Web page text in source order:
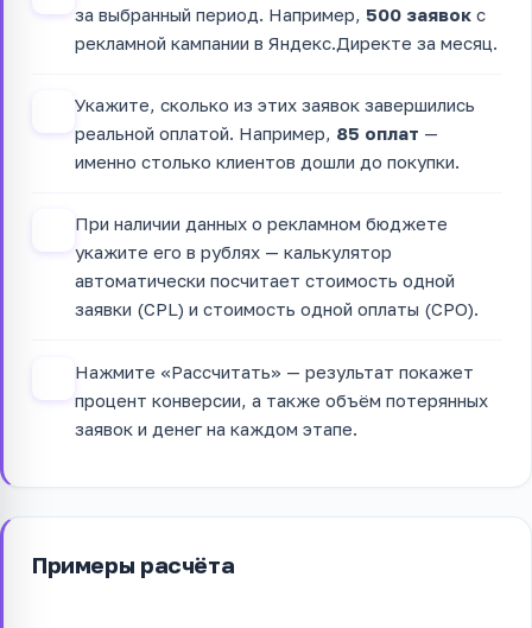
за выбранный период. Например, 500 заявок с
рекламной кампании в Яндекс.Директе за месяц.
Укажите, сколько из этих заявок завершились
реальной оплатой. Например, 85 оплат —
именно столько клиентов дошли до покупки.
При наличии данных о рекламном бюджете
укажите его в рублях — калькулятор
автоматически посчитает стоимость одной
заявки (CPL) и стоимость одной оплаты (CPO).
Нажмите «Рассчитать» — результат покажет
процент конверсии, а также объём потерянных
заявок и денег на каждом этапе.
Примеры расчёта